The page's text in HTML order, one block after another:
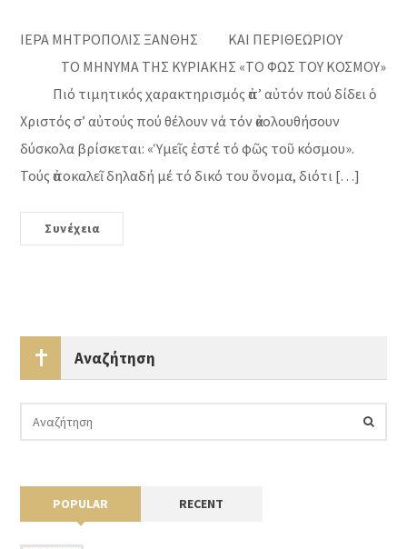
ΙΕΡΑ ΜΗΤΡΟΠΟΛΙΣ ΞΑΝΘΗΣ ΚΑΙ ΠΕΡΙΘΕΩΡΙΟΥ
ΤΟ ΜΗΝΥΜΑ ΤΗΣ ΚΥΡΙΑΚΗΣ «ΤΟ ΦΩΣ ΤΟΥ ΚΟΣΜΟΥ»
Πιό τιμητικός χαρακτηρισμός ἀπ’ αὐτόν πού δίδει ὁ
Χριστός σ’ αὐτούς πού θέλουν νά τόν ἀκολουθήσουν
δύσκολα βρίσκεται: «Ὑμεῖς ἐστέ τό φῶς τοῦ κόσμου».
Τούς ἀποκαλεῖ δηλαδή μέ τό δικό του ὄνομα, διότι […]
Συνέχεια
Αναζήτηση
POPULAR RECENT